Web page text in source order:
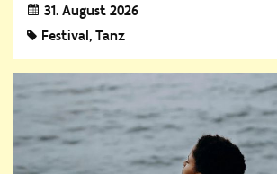
31. August 2026
Festival Tanz